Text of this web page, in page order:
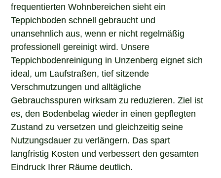
frequentierten Wohnbereichen sieht ein
Teppichboden schnell gebraucht und
unansehnlich aus, wenn er nicht regelmäßig
professionell gereinigt wird. Unsere
Teppichbodenreinigung in Unzenberg eignet sich
ideal, um Laufstraßen, tief sitzende
Verschmutzungen und alltägliche
Gebrauchsspuren wirksam zu reduzieren. Ziel ist
es, den Bodenbelag wieder in einen gepflegten
Zustand zu versetzen und gleichzeitig seine
Nutzungsdauer zu verlängern. Das spart
langfristig Kosten und verbessert den gesamten
Eindruck Ihrer Räume deutlich.